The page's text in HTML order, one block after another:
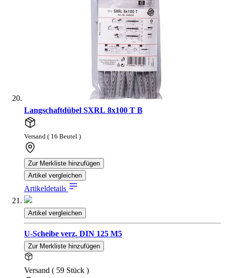
Langschaftdübel SXRL 8x100 T B
Versand ( 16 Beutel )
Zur Merkliste hinzufügen
Artikel vergleichen
Artikeldetails
Artikel vergleichen
U-Scheibe verz. DIN 125 M5
Zur Merkliste hinzufügen
Versand ( 59 Stück )